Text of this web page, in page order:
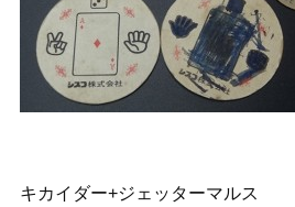
キカイダー+ジェッターマルス